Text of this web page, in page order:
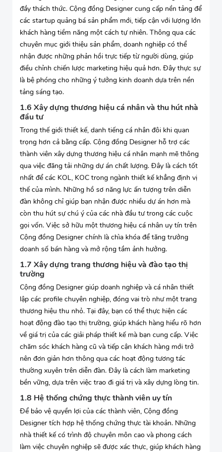
đầy thách thức. Cộng đồng Designer cung cấp nền tảng để
các startup quảng bá sản phẩm mới, tiếp cận với lượng lớn
khách hàng tiềm năng một cách tự nhiên. Thông qua các
chuyên mục giới thiệu sản phẩm, doanh nghiệp có thể
nhận được những phản hồi trực tiếp từ người dùng, giúp
điều chỉnh chiến lược marketing hiệu quả hơn. Đây thực sự
là bệ phóng cho những ý tưởng kinh doanh dựa trên nền
tảng sáng tạo.
1.6 Xây dựng thương hiệu cá nhân và thu hút nhà
đầu tư
Trong thế giới thiết kế, danh tiếng cá nhân đôi khi quan
trọng hơn cả bằng cấp. Cộng đồng Designer hỗ trợ các
thành viên xây dựng thương hiệu cá nhân mạnh mẽ thông
qua việc đăng tải những dự án chất lượng. Đây là cách tốt
nhất để các KOL, KOC trong ngành thiết kế khẳng định vị
thế của mình. Những hồ sơ năng lực ấn tượng trên diễn
đàn không chỉ giúp bạn nhận được nhiều dự án hơn mà
còn thu hút sự chú ý của các nhà đầu tư trong các cuộc
gọi vốn. Việc sở hữu một thương hiệu cá nhân uy tín trên
Cộng đồng Designer chính là chìa khóa để tăng trưởng
doanh số bán hàng và mở rộng tầm ảnh hưởng.
1.7 Xây dựng trang thương hiệu và đào tạo thị
trường
Cộng đồng Designer giúp doanh nghiệp và cá nhân thiết
lập các profile chuyên nghiệp, đóng vai trò như một trang
thương hiệu thu nhỏ. Tại đây, bạn có thể thực hiện các
hoạt động đào tạo thị trường, giúp khách hàng hiểu rõ hơn
về giá trị của các giải pháp thiết kế mà bạn cung cấp. Việc
chăm sóc khách hàng cũ và tiếp cận khách hàng mới trở
nên đơn giản hơn thông qua các hoạt động tương tác
thường xuyên trên diễn đàn. Đây là cách làm marketing
bền vững, dựa trên việc trao đi giá trị và xây dựng lòng tin.
1.8 Hệ thống chứng thực thành viên uy tín
Để bảo vệ quyền lợi của các thành viên, Cộng đồng
Designer tích hợp hệ thống chứng thực tài khoản. Những
nhà thiết kế có trình độ chuyên môn cao và phong cách
làm việc chuyên nghiệp sẽ được xác thực, giúp khách hàng